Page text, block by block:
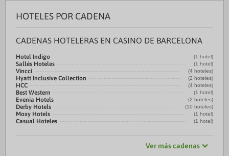
HOTELES POR CADENA
CADENAS HOTELERAS EN CASINO DE BARCELONA
Hotel Indigo (1 hotel)
Sallés Hoteles (1 hotel)
Vincci (4 hoteles)
Hyatt Inclusive Collection (2 hoteles)
HCC (4 hoteles)
Best Western (1 hotel)
Evenia Hotels (2 hoteles)
Derby Hotels (10 hoteles)
Moxy Hotels (1 hotel)
Casual Hoteles (1 hotel)
Ver más cadenas